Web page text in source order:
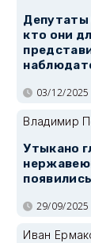
Депутаты
кто они
03/12/
Владимир
Утыкано
29/09/2025
Иван